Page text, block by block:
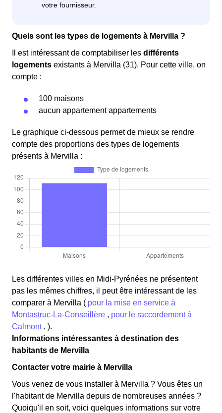
Quels sont les types de logements à Mervilla ?
Il est intéressant de comptabiliser les différents
logements existants à Mervilla (31). Pour cette ville, on
compte :
100 maisons
aucun appartement appartements
Le graphique ci-dessous permet de mieux se rendre
compte des proportions des types de logements
présents à Mervilla :
Les différentes villes en Midi-Pyrénées ne présentent
pas les mêmes chiffres, il peut être intéressant de les
comparer à Mervilla ( pour la mise en service à
Montastruc-La-Conseillère , pour le raccordement à
Calmont , ).
Informations intéressantes à destination des
habitants de Mervilla
Contacter votre mairie à Mervilla
Vous venez de vous installer à Mervilla ? Vous êtes un
l'habitant de Mervilla depuis de nombreuses années ?
Quoiqu'il en soit, voici quelques informations sur votre